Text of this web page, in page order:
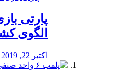
پارتی
الگوی
اکتبر 22, 2019